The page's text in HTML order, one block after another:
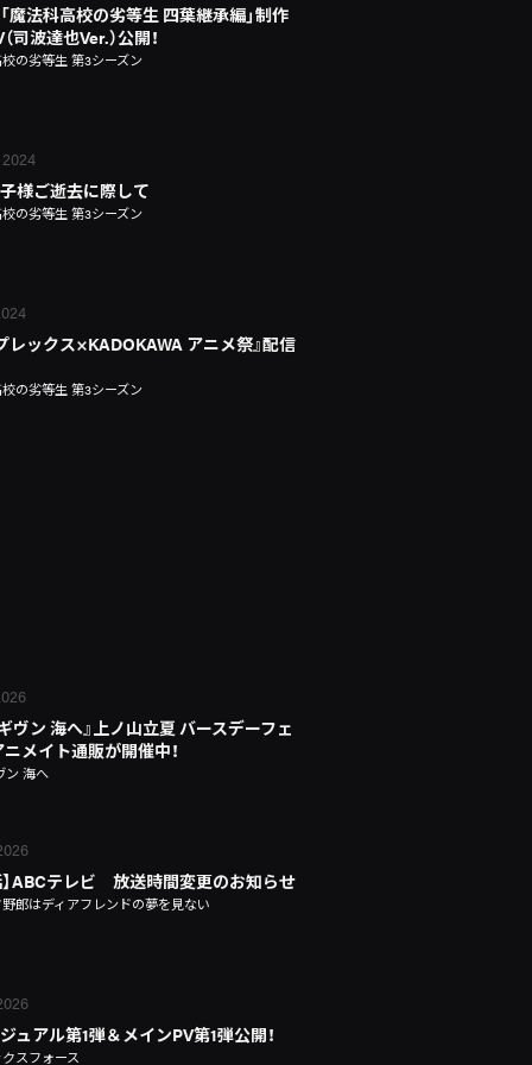
魔法科高校の劣等生 四葉継承編」制作
司波達也Ver.）公開！
の劣等生 第3シーズン
様ご逝去に際して
の劣等生 第3シーズン
レックス×KADOKAWA アニメ祭』配信
の劣等生 第3シーズン
ヴン 海へ』上ノ山立夏 バースデーフェ
メイト通販が開催中！
ン 海へ
】ABCテレビ 放送時間変更のお知らせ
郎はディアフレンドの夢を見ない
ュアル第1弾＆メインPV第1弾公開！
スフォース